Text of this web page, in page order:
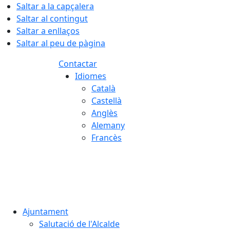
Saltar a la capçalera
Saltar al contingut
Saltar a enllaços
Saltar al peu de pàgina
Contactar
Idiomes
Català
Castellà
Anglès
Alemany
Francès
Ajuntament
Salutació de l'Alcalde